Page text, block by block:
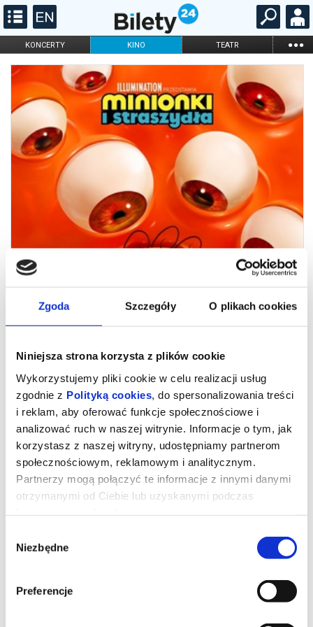
Zgoda Szczegóły O plikach cookies
Niniejsza strona korzysta z plików cookie
Wykorzystujemy pliki cookie w celu realizacji usług
zgodnie z Polityką cookies , do spersonalizowania treści
i reklam, aby oferować funkcje społecznościowe i
analizować ruch w naszej witrynie. Informacje o tym, jak
korzystasz z naszej witryny, udostępniamy partnerom
społecznościowym, reklamowym i analitycznym.
Partnerzy mogą połączyć te informacje z innymi danymi
otrzymanymi od Ciebie lub uzyskanymi podczas
zgody
Niezbędne
Preferencje
KONCERTY KINO TEATR ...
FILHARMONIA OPERA I BALET
STAND-UP
DLA DZIECI
ONLINE KARNETY
Minionki i straszydła
Minionki ruszają w ekscytującą podróż dookoła świata. Chcą
grozy. Mali pomocnicy Gru spotykają niezwykłe stworzenia i